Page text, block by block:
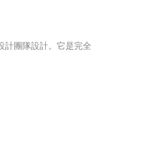
計團隊設計。它是完全